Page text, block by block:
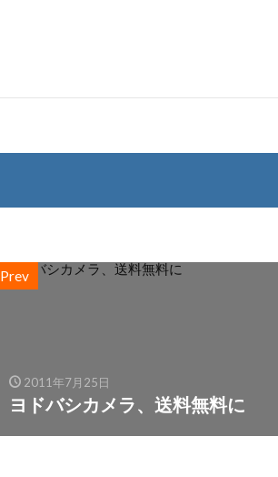
Prev
2011年7月25日
ヨドバシカメラ、送料無料に